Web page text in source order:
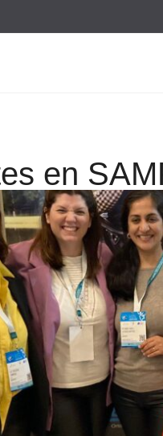
en